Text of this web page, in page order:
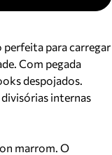
perfeita para carregar
Com pegada
despojados.
divisórias internas
marrom. O